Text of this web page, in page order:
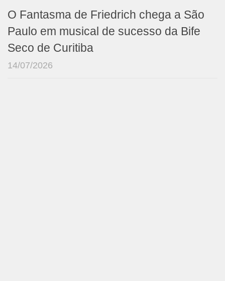
O Fantasma de Friedrich chega a São
Paulo em musical de sucesso da Bife
Seco de Curitiba
14/07/2026